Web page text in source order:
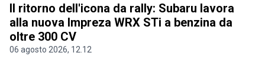
Il ritorno dell'icona da rally: Subaru lavora
alla nuova Impreza WRX STi a benzina da
oltre 300 CV
06 agosto 2026, 12.12